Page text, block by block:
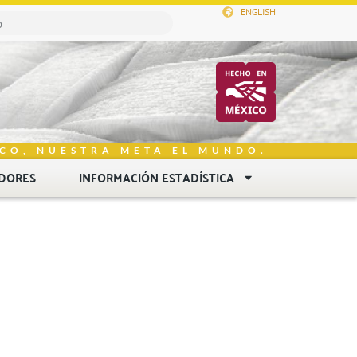
ENGLISH
NUESTRA META EL MUNDO.
INFORMACIÓN ESTADÍSTICA